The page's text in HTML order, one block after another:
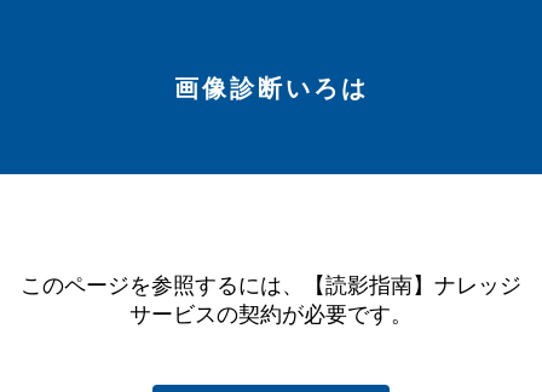
画像診断いろは
このページを参照するには、【読影指南】ナレッジ
サービスの契約が必要です。